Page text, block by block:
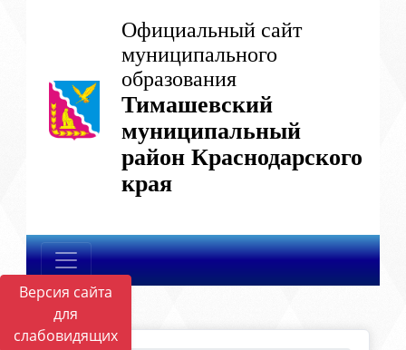
Версия сайта
для
слабовидящих
Официальный сайт
муниципального
образования
Тимашевский
муниципальный
район Краснодарского
края